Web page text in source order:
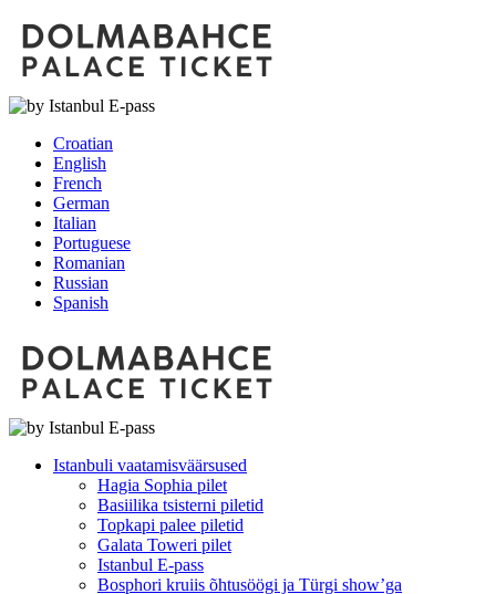
Croatian
English
French
German
Italian
Portuguese
Romanian
Russian
Spanish
Istanbuli vaatamisväärsused
Hagia Sophia pilet
Basiilika tsisterni piletid
Topkapi palee piletid
Galata Toweri pilet
Istanbul E-pass
Bosphori kruiis õhtusöögi ja Türgi show’ga